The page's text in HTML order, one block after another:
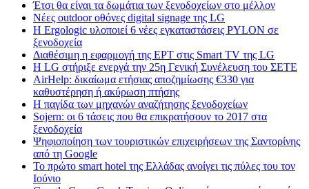
Έτσι θα είναι τα δωμάτια των ξενοδοχείων στο μέλλον
Nέες outdoor οθόνες digital signage της LG
Η Ergologic υλοποιεί 6 νέες εγκαταστάσεις PYLON σε
ξενοδοχεία
Διαθέσιμη η εφαρμογή της ΕΡΤ στις Smart TV της LG
Η LG στήριξε ενεργά την 25η Γενική Συνέλευση του ΣΕΤΕ
AirHelp: δικαίωμα ετήσιας αποζημίωσης €330 για
καθυστέρηση ή ακύρωση πτήσης
Η παγίδα των μηχανών αναζήτησης ξενοδοχείων
Sojern: οι 6 τάσεις που θα επικρατήσουν το 2017 στα
ξενοδοχεία
Ψηφιοποίηση των τουριστικών επιχειρήσεων της Σαντορίνης
από τη Google
Το πρώτο smart hotel της Ελλάδας ανοίγει τις πύλες του τον
Ιούνιο